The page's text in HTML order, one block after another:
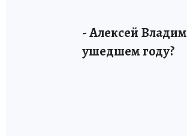
- Алексей
ушедшем году?